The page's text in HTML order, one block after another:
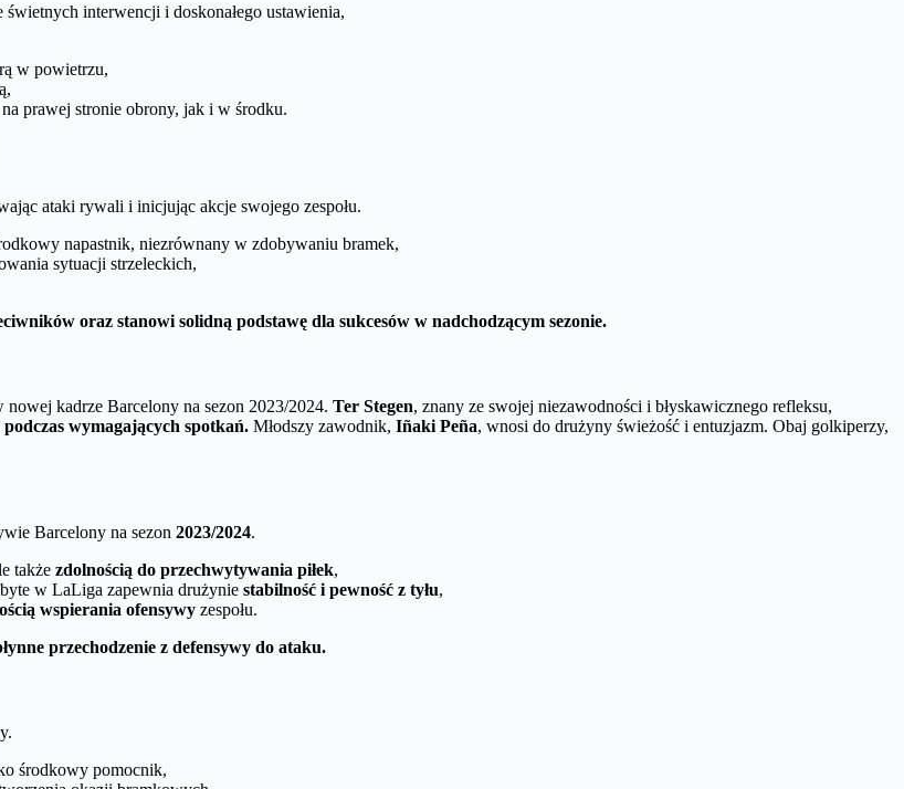
interwencji i doskonałego ustawienia,
w powietrzu,
prawej stronie obrony, jak i w środku.
ataki rywali i inicjując akcje swojego zespołu.
napastnik, niezrównany w zdobywaniu bramek,
sytuacji strzeleckich,
oraz stanowi solidną podstawę dla sukcesów w nadchodzącym sezonie.
kadrze Barcelony na sezon 2023/2024. Ter Stegen, znany ze swojej niezawodności i błyskawicznego refleksu,
podczas wymagających spotkań. Młodszy zawodnik, Iñaki Peña, wnosi do drużyny świeżość i entuzjazm. Obaj golkiperzy,
Barcelony na sezon 2023/2024.
także zdolnością do przechwytywania piłek,
w LaLiga zapewnia drużynie stabilność i pewność z tyłu,
wspierania ofensywy zespołu.
przechodzenie z defensywy do ataku.
środkowy pomocnik,